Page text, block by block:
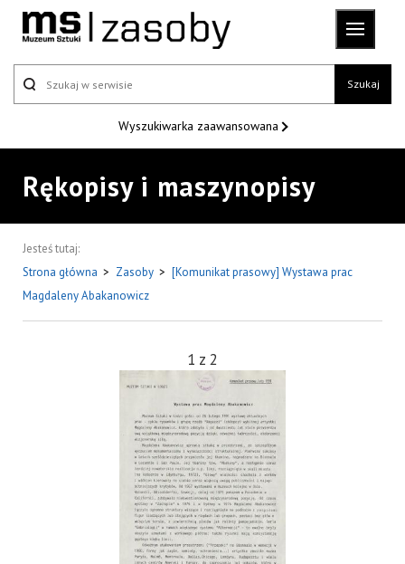
Szukaj
Wyszukiwarka zaawansowana
Rękopisy i maszynopisy
Jesteś tutaj:
Strona główna > Zasoby > [Komunikat prasowy] Wystawa prac
Magdaleny Abakanowicz
1 z 2